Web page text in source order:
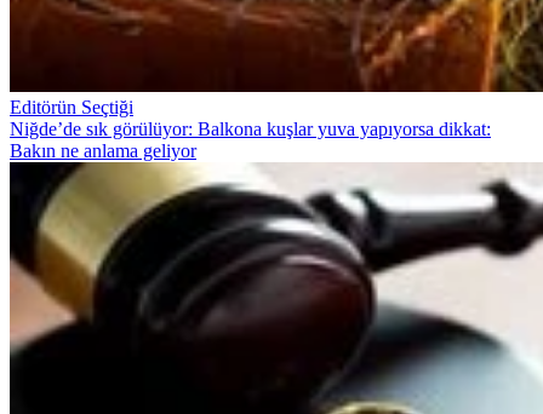
Editörün Seçtiği
Niğde’de sık görülüyor: Balkona kuşlar yuva yapıyorsa dikkat:
Bakın ne anlama geliyor